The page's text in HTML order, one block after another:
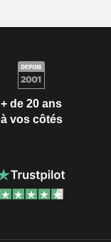
+ de 20 ans
à vos côtés